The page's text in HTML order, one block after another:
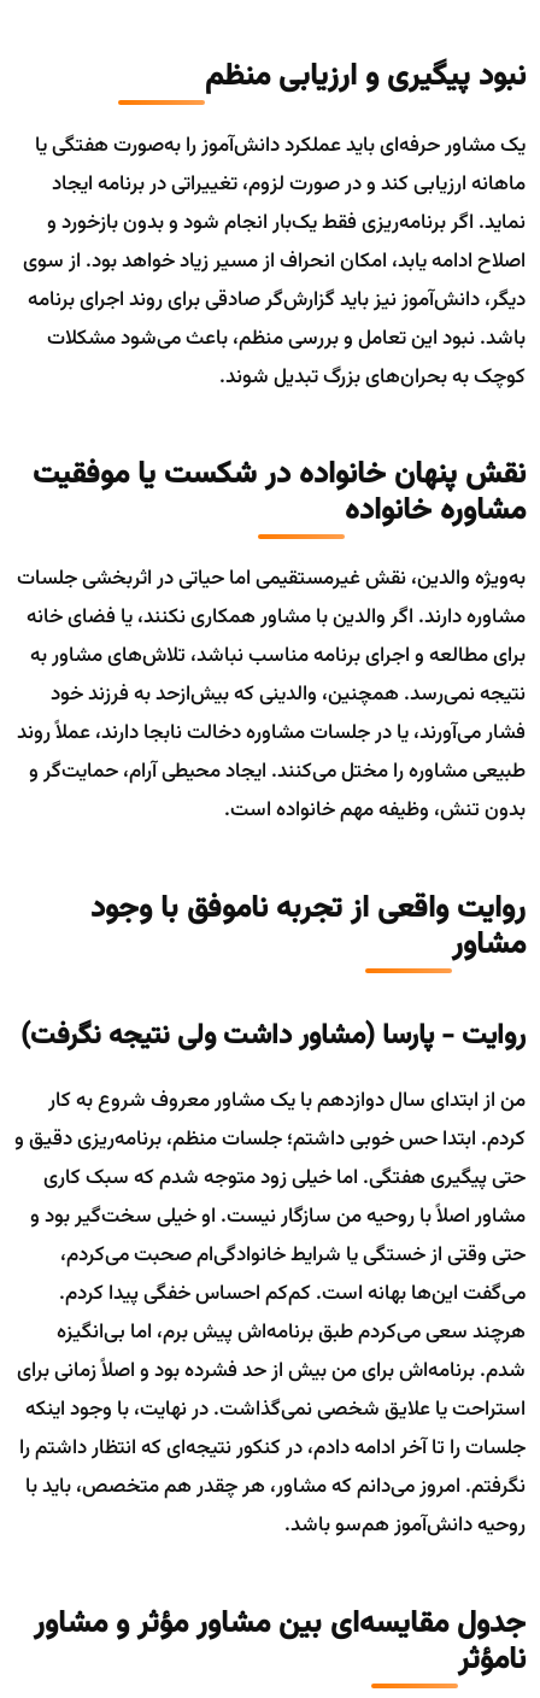
نبود پیگیری و ارزیابی منظم
یک مشاور حرفه‌ای باید عملکرد دانش‌آموز را به‌صورت هفتگی یا
ماهانه ارزیابی کند و در صورت لزوم، تغییراتی در برنامه ایجاد
نماید. اگر برنامه‌ریزی فقط یک‌بار انجام شود و بدون بازخورد و
اصلاح ادامه یابد، امکان انحراف از مسیر زیاد خواهد بود. از سوی
دیگر، دانش‌آموز نیز باید گزارش‌گر صادقی برای روند اجرای برنامه
باشد. نبود این تعامل و بررسی منظم، باعث می‌شود مشکلات
کوچک به بحران‌های بزرگ تبدیل شوند.
نقش پنهان خانواده در شکست یا موفقیت
مشاوره خانواده
به‌ویژه والدین، نقش غیرمستقیمی اما حیاتی در اثربخشی جلسات
مشاوره دارند. اگر والدین با مشاور همکاری نکنند، یا فضای خانه
برای مطالعه و اجرای برنامه مناسب نباشد، تلاش‌های مشاور به
نتیجه نمی‌رسد. همچنین، والدینی که بیش‌ازحد به فرزند خود
فشار می‌آورند، یا در جلسات مشاوره دخالت نابجا دارند، عملاً روند
طبیعی مشاوره را مختل می‌کنند. ایجاد محیطی آرام، حمایت‌گر و
بدون تنش، وظیفه مهم خانواده است.
روایت واقعی از تجربه ناموفق با وجود
مشاور
روایت - پارسا (مشاور داشت ولی نتیجه نگرفت)
من از ابتدای سال دوازدهم با یک مشاور معروف شروع به کار
کردم. ابتدا حس خوبی داشتم؛ جلسات منظم، برنامه‌ریزی دقیق و
حتی پیگیری هفتگی. اما خیلی زود متوجه شدم که سبک کاری
مشاور اصلاً با روحیه من سازگار نیست. او خیلی سخت‌گیر بود و
حتی وقتی از خستگی یا شرایط خانوادگی‌ام صحبت می‌کردم،
می‌گفت این‌ها بهانه‌ است. کم‌کم احساس خفگی پیدا کردم.
هرچند سعی می‌کردم طبق برنامه‌اش پیش برم، اما بی‌انگیزه
شدم. برنامه‌اش برای من بیش از حد فشرده بود و اصلاً زمانی برای
استراحت یا علایق شخصی نمی‌گذاشت. در نهایت، با وجود اینکه
جلسات را تا آخر ادامه دادم، در کنکور نتیجه‌ای که انتظار داشتم را
نگرفتم. امروز می‌دانم که مشاور، هر چقدر هم متخصص، باید با
روحیه دانش‌آموز هم‌سو باشد.
جدول مقایسه‌ای بین مشاور مؤثر و مشاور
نامؤثر